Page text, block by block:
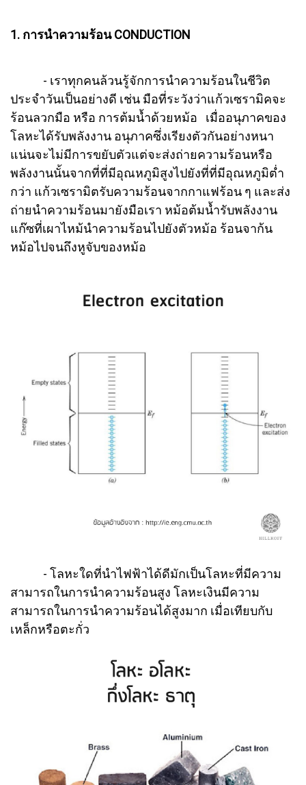
1. การนำความร้อน CONDUCTION
- เราทุกคนล้วนรู้จักการนำความร้อนในชีวิต
ประจำวันเป็นอย่างดี เช่น มือที่ระวังว่าแก้วเซรามิคจะ
ร้อนลวกมือ หรือ การต้มน้ำด้วยหม้อ เมื่ออนุภาคของ
โลหะได้รับพลังงาน อนุภาคซึ่งเรียงตัวกันอย่างหนา
แน่นจะไม่มีการขยับตัวแต่จะส่งถ่ายความร้อนหรือ
พลังงานนั้นจากที่ที่มีอุณหภูมิสูงไปยังที่ที่มีอุณหภูมิต่ำ
กว่า แก้วเซรามิตรับความร้อนจากกาแฟร้อน ๆ และส่ง
ถ่ายนำความร้อนมายังมือเรา หม้อต้มน้ำรับพลังงาน
แก๊ซที่เผาไหม้นำความร้อนไปยังตัวหม้อ ร้อนจาก้น
หม้อไปจนถึงหูจับของหม้อ
- โลหะใดที่นำไฟฟ้าได้ดีมักเป็นโลหะที่มีความ
สามารถในการนำความร้อนสูง โลหะเงินมีความ
สามารถในการนำความร้อนได้สูงมาก เมื่อเทียบกับ
เหล็กหรือตะกั่ว